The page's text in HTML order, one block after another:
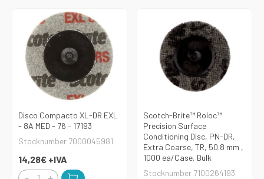
Disco Compacto XL-DR EXL
- 8A MED - 76 – 17193
Stocknumber 7000045981
14,28€ +IVA
Scotch-Brite™ Roloc™
Precision Surface
Conditioning Disc, PN-DR,
Extra Coarse, TR, 50.8 mm ,
1000 ea/Case, Bulk
Stocknumber 7100264193